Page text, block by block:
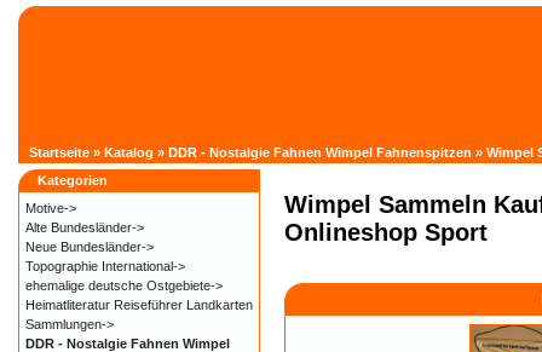
Startseite » Katalog » DDR - Nostalgie Fahnen Wimpel Fahnenspitzen » Wimpel
Wimpel Sammeln
Onlineshop Sport
Kategorien
Motive->
Alte Bundesländer->
Neue Bundesländer->
Topographie International->
ehemalige deutsche Ostgebiete->
Heimatliteratur Reiseführer Landkarten
Sammlungen->
DDR - Nostalgie Fahnen Wimpel